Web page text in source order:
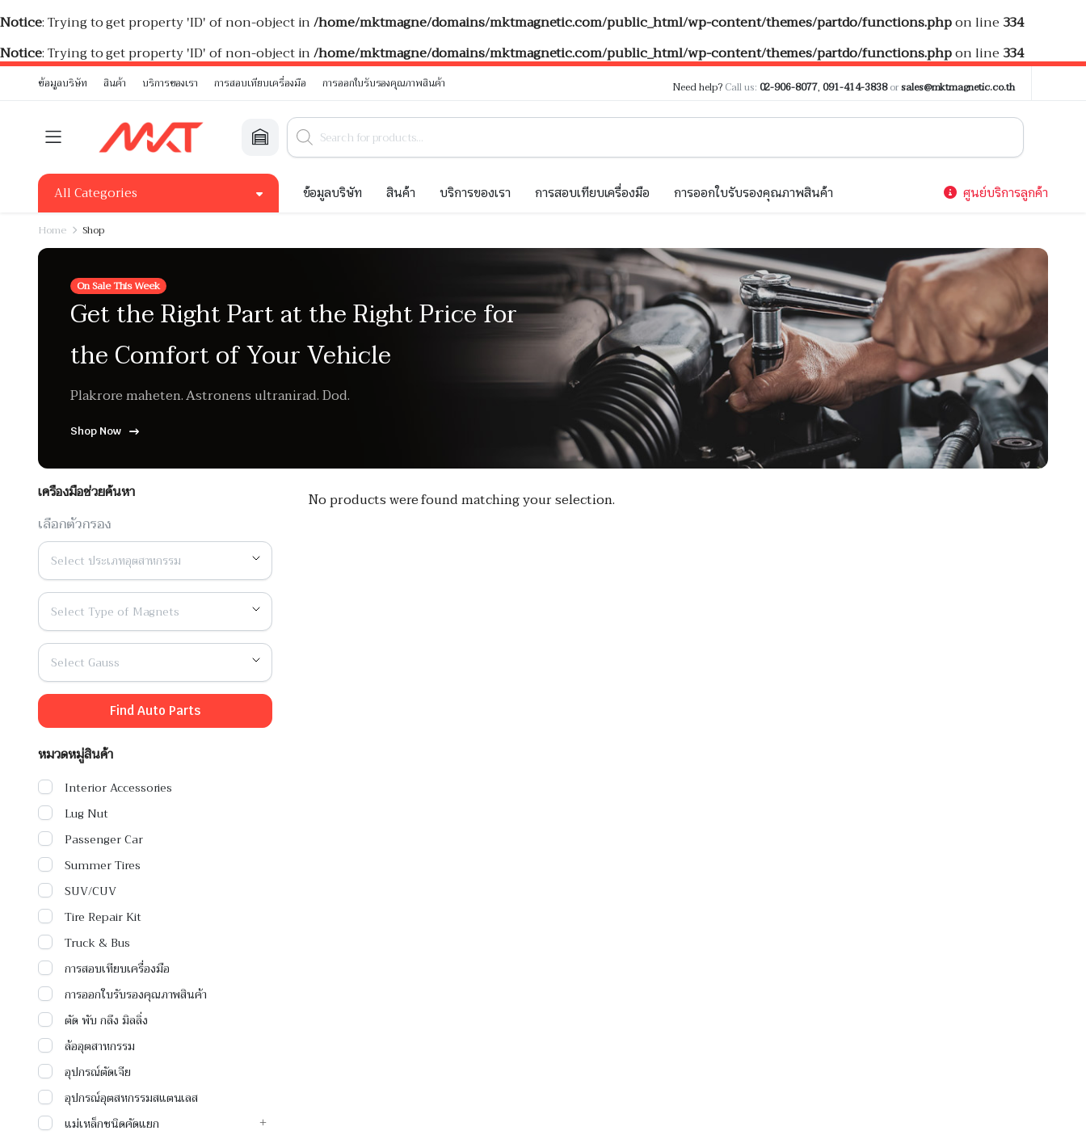
Notice: Trying to get property 'ID' of non-object in/home/mktmagne/domains/mktmagnetic.com/public_html/wp-content/themes/partdo/functions.phpon line 334
Notice: Trying to get property 'ID' of non-object in/home/mktmagne/domains/mktmagnetic.com/public_html/wp-content/themes/partdo/functions.phpon line 334
ข้อมูลบริษัท สินค้า บริการของเรา การสอบเทียบเครื่องมือ การออกใบรับรองคุณภาพสินค้า Need help? Call us: 02-906-8077,091-414-3838orsales@mktmagnetic.co.th
All Categories ข้อมูลบริษัท สินค้า บริการของเรา การสอบเทียบเครื่องมือ การออกใบรับรองคุณภาพสินค้า ศูนย์บริการลูกค้า
Home Shop
On Sale This Week
Get the Right Part at the Right Price for
the Comfort of Your Vehicle
Plakrore maheten. Astronens ultranirad. Dod.
Shop Now
No products were found matching your selection.
เครื่องมือช่วยค้นหา
เลือกตัวกรอง
Select ประเภทอุตสาหกรรม
Select Type of Magnets
Select Gauss
Find Auto Parts
หมวดหมู่สินค้า
Interior Accessories
Lug Nut
Passenger Car
Summer Tires
SUV/CUV
Tire Repair Kit
Truck & Bus
การสอบเทียบเครื่องมือ
การออกใบรับรองคุณภาพสินค้า
ตัด พับ กลึง มิลลิ่ง
ล้ออุตสาหกรรม
อุปกรณ์ตัดเจีย
อุปกรณ์อุตสหกรรมสแตนเลส
แม่เหล็กชนิดคัดแยก